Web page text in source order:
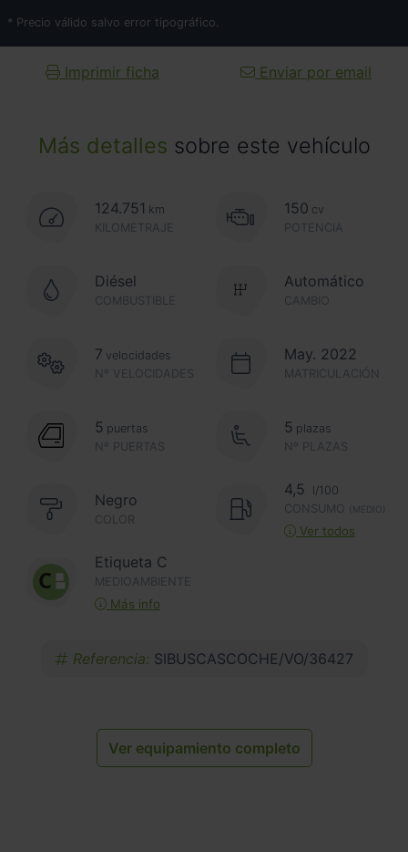
Más detalles sobre este vehículo
124.751 km
KILOMETRAJE
150 cv
POTENCIA
Diésel
COMBUSTIBLE CAMBIO
Automático
Nº VELOCIDADES
7 velocidades May. 2022
MATRICULACIÓN
Nº PUERTAS
5 puertas
Nº PLAZAS
5 plazas
Negro
COLOR
4,5
l/100
CONSUMO
(MEDIO)
Ver todos
Etiqueta C
MEDIOAMBIENTE
Más info
Referencia: SIBUSCASCOCHE/VO/36427
Ver equipamiento completo
* Precio válido salvo error tipográfico.
Imprimir ficha Enviar por email